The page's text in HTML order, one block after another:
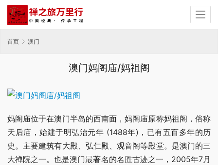
首页 澳门
澳门妈阁庙/妈祖阁
妈阁庙位于在澳门半岛的西南面，妈阁庙原称妈祖阁，俗称
天后庙，始建于明弘治元年 (1488年)，已有五百多年的历
史。主要建筑有大殿、弘仁殿、观音阁等殿堂。是澳门的三
大禅院之一。也是澳门最著名的名胜古迹之一，2005年7月